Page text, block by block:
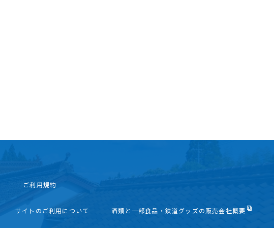
ご利用規約
サイトのご利用について 酒類と一部食品・鉄道グッズの販売会社概要